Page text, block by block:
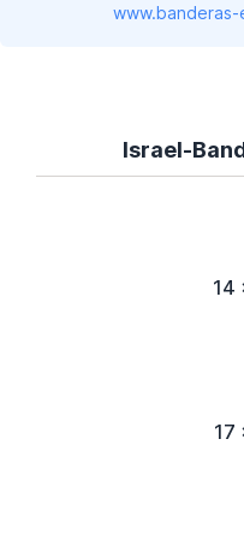
Israel-
14
17